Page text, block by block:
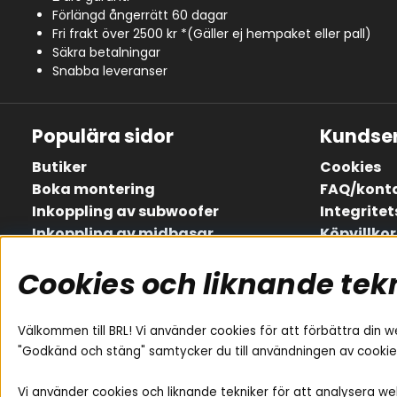
Förlängd ångerrätt 60 dagar
Fri frakt över 2500 kr *(Gäller ej hempaket eller pall)
Säkra betalningar
Snabba leveranser
Populära sidor
Butiker
Boka montering
Inkoppling av subwoofer
Inkoppling av midbasar
Lådritningar
Köp presentkort
Jobba hos oss
Våra ambassadörer - Team BRL
Sonos
Cookies
FAQ/
Köpvillkor
Retur
Service /
Så här
Cookies och liknande
Välkommen till BRL! Vi använder cookies för att förbättra din
"Godkänd och stäng" samtycker du till användningen av
Vi använder cookies och liknande tekniker för att analysera